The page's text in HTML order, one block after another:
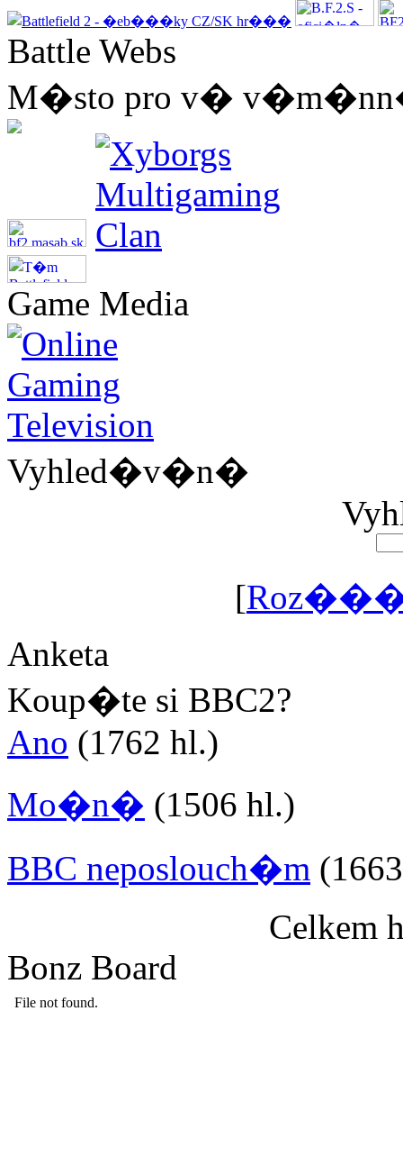
Battle Webs
M�sto pro v� v�m�nn�
Game Media
Vyhled�v�n�
[
Anketa
Koup�te si BBC2?
Ano (1762 hl.)
Mo�n� (1506 hl.)
BBC neposlouch�m
Celkem
Bonz Board